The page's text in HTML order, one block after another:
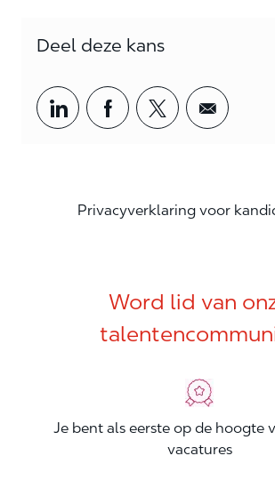
Deel deze kans
Share via LinkedIn
Share via Facebook
Share via
Share
Privacyverklaring voor
Word lid van
Je bent als eerste op de hoogte
vacatures